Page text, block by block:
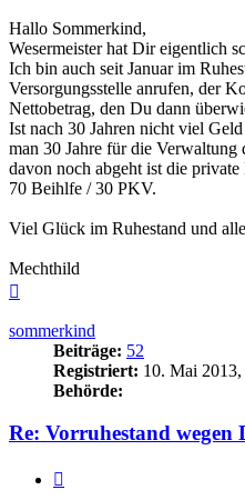
Hallo Sommerkind,
Wesermeister hat Dir eigentlich
Ich bin auch seit Januar im
Versorgungsstelle anrufen, der
Nettobetrag, den Du dann
Ist nach 30 Jahren nicht viel
man 30 Jahre für die
davon noch abgeht ist die
70 Beihlfe / 30 PKV.
Viel Glück im Ruhestand und
Mechthild
sommerkind
Beiträge: 52
Registriert: 10. Mai
Behörde:
Re: Vorruhestand